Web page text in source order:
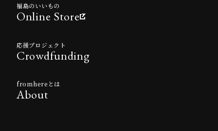
福島のいいもの
Online Store
応援プロジェクト
Crowdfunding
fromhereとは
About